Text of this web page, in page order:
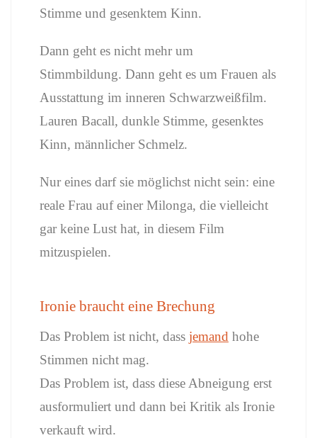
Stimme und gesenktem Kinn.
Dann geht es nicht mehr um
Stimmbildung. Dann geht es um Frauen als
Ausstattung im inneren Schwarzweißfilm.
Lauren Bacall, dunkle Stimme, gesenktes
Kinn, männlicher Schmelz.
Nur eines darf sie möglichst nicht sein: eine
reale Frau auf einer Milonga, die vielleicht
gar keine Lust hat, in diesem Film
mitzuspielen.
Ironie braucht eine Brechung
Das Problem ist nicht, dass jemand hohe
Stimmen nicht mag.
Das Problem ist, dass diese Abneigung erst
ausformuliert und dann bei Kritik als Ironie
verkauft wird.